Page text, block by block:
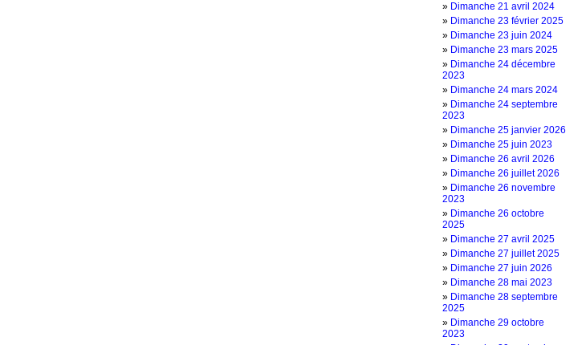
» Dimanche 21 avril 2024
» Dimanche 23 février 2025
» Dimanche 23 juin 2024
» Dimanche 23 mars 2025
» Dimanche 24 décembre
2023
» Dimanche 24 mars 2024
» Dimanche 24 septembre
2023
» Dimanche 25 janvier 2026
» Dimanche 25 juin 2023
» Dimanche 26 avril 2026
» Dimanche 26 juillet 2026
» Dimanche 26 novembre
2023
» Dimanche 26 octobre
2025
» Dimanche 27 avril 2025
» Dimanche 27 juillet 2025
» Dimanche 27 juin 2026
» Dimanche 28 mai 2023
» Dimanche 28 septembre
2025
» Dimanche 29 octobre
2023